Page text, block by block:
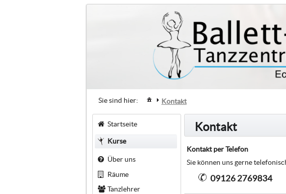
Sie sind hier: Kontakt
Startseite
Kurse
Über uns
Räume
Tanzlehrer
Kontakt
Kontakt per Telefon
Sie können uns gerne
09126 2769834